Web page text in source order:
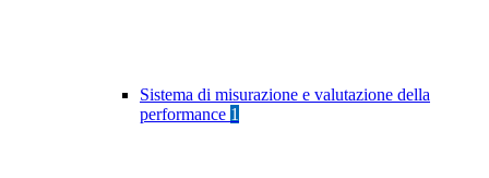
Sistema di misurazione e valutazione della
performance 1